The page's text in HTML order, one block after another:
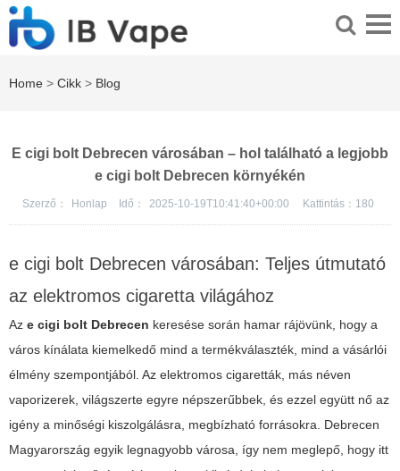
Home > Cikk > Blog
E cigi bolt Debrecen városában – hol található a legjobb
e cigi bolt Debrecen környékén
Szerző： Honlap Idő： 2025-10-19T10:41:40+00:00 Kattintás： 180
e cigi bolt Debrecen városában: Teljes útmutató
az elektromos cigaretta világához
Az e cigi bolt Debrecen keresése során hamar rájövünk, hogy a
város kínálata kiemelkedő mind a termékválaszték, mind a vásárlói
élmény szempontjából. Az elektromos cigaretták, más néven
vaporizerek, világszerte egyre népszerűbbek, és ezzel együtt nő az
igény a minőségi kiszolgálásra, megbízható forrásokra. Debrecen
Magyarország egyik legnagyobb városa, így nem meglepő, hogy itt